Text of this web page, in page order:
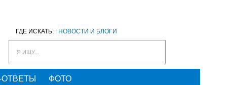
ГДЕ ИСКАТЬ: НОВОСТИ И БЛОГИ
Я ИЩУ...
ФОТО